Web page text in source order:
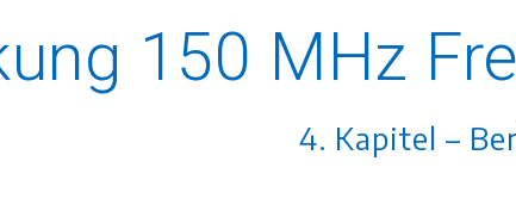
150 MHz
4. Kapitel –